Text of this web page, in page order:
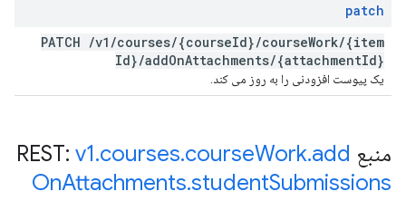
patch
PATCH /v1 /courses/{courseId}/courseWork/{item
Id}/addOnAttachments/{attachmentId}
یک پیوست افزودنی را به روز می کند.
منبع REST: v1.courses.courseWork.add
OnAttachments.studentSubmissions